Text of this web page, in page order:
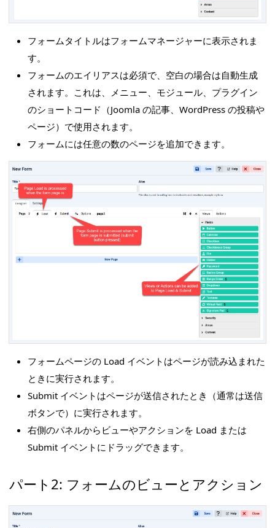
フォームタイトルはフォームマネージャーに表示されま
す。
フォームのエイリアスは必須で、空白の場合は自動生成
されます。これは、メニュー、モジュール、プラグイン
のショートコード（Joomla の記事、WordPress の投稿や
ページ）で使用されます。
フォームには任意の数のページを追加できます。
フォームページの Load イベントはページが読み込まれた
ときに実行されます。
Submit イベントはページが送信されたとき（通常は送信
ボタンで）に実行されます。
右側のパネルからビューやアクションを Load または
Submit イベントにドラッグできます。
パート2: フォームのビューとアクション